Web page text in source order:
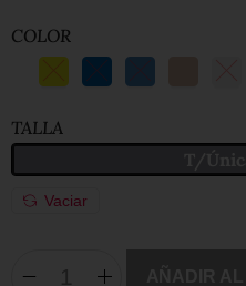
COLOR
TALLA
Vaciar